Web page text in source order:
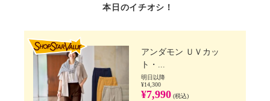
本日のイチオシ！
アンダモン ＵＶカッ
ト・...
明日以降
¥14,300
¥7,990 (税込)